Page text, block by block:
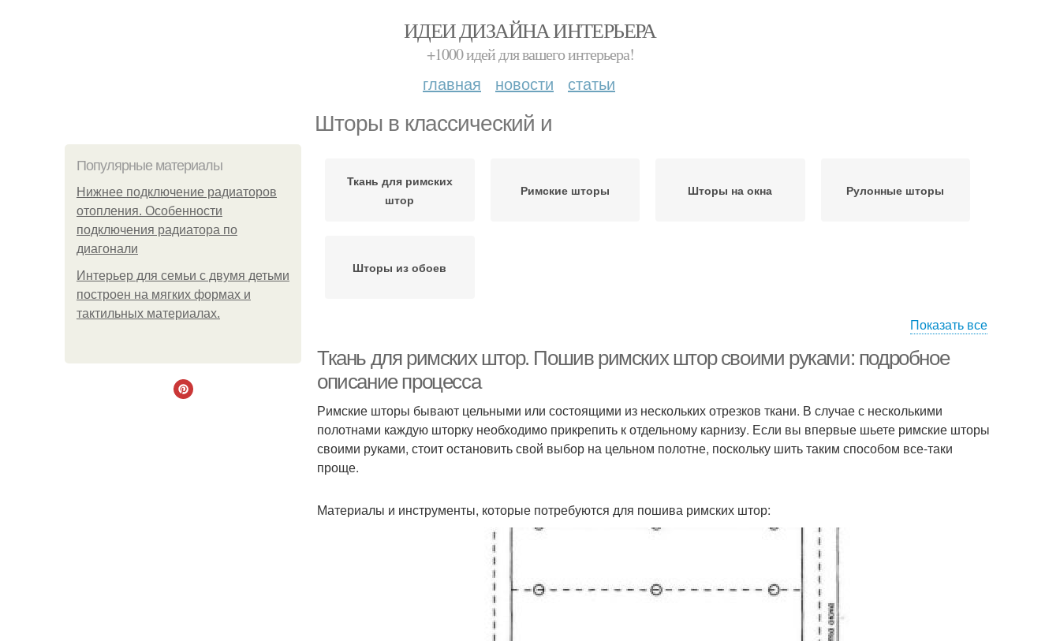
ИДЕИ ДИЗАЙНА ИНТЕРЬЕРА
+1000 идей для вашего интерьера!
главная новости статьи
Шторы в классический и
Популярные материалы
Нижнее подключение радиаторов
отопления. Особенности
подключения радиатора по
диагонали
Интерьер для семьи с двумя детьми
построен на мягких формах и
тактильных материалах.
Ткань для римских
штор
Римские шторы Шторы на окна Рулонные шторы
Шторы из обоев
Показать все
Ткань для римских штор. Пошив римских штор своими руками: подробное
описание процесса
Римские шторы бывают цельными или состоящими из нескольких отрезков ткани. В случае с несколькими
полотнами каждую шторку необходимо прикрепить к отдельному карнизу. Если вы впервые шьете римские шторы
своими руками, стоит остановить свой выбор на цельном полотне, поскольку шить таким способом все-таки
проще.
Материалы и инструменты, которые потребуются для пошива римских штор: